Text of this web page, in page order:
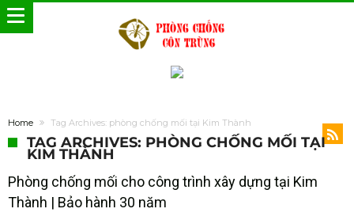
Home Tag Archives: phòng chống mối tại Kim Thành
TAG ARCHIVES: PHÒNG CHỐNG MỐI TẠI
KIM THÀNH
Phòng chống mối cho công trình xây dựng tại Kim
Thành | Bảo hành 30 năm